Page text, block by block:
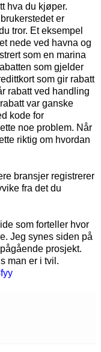
hva du kjøper.
er
tror. Et eksempel
nede ved havna og
som en marina
som gjelder
som gir rabatt
rabatt ved handling
var ganske
kode for
noe problem. Når
riktig om hvordan
bransjer registrerer
fra det du
som forteller hvor
Jeg synes siden på
prosjekt.
man er i tvil.